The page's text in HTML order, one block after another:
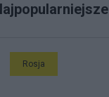
Rosja